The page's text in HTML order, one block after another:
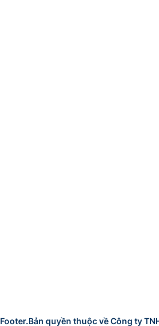
Footer.Bản quyền thuộc về Công ty